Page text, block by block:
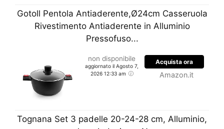
Gotoll Pentola Antiaderente,Ø24cm Casseruola
Rivestimento ​Antiaderente in Alluminio
Pressofuso...
non disponibile
aggiornato il Agosto 7,
2026 12:33 am
Acquista ora
Amazon.it
Tognana Set 3 padelle 20-24-28 cm, Alluminio,